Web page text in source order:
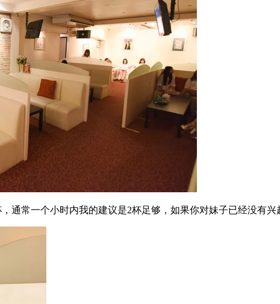
通常一个小时内我的建议是2杯足够，如果你对妹子已经没有兴